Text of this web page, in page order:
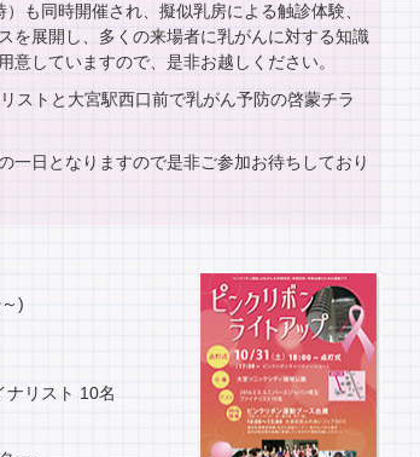
）も同時開催され、擬似乳房による触診体験、
を展開し、多くの来場者に乳がんに対する知識
していますので、是非お越しください。
ストと大宮駅西口前で乳がん予防の啓蒙チラ
一日となりますので是非ご参加お待ちしており
)
ナリスト 10名